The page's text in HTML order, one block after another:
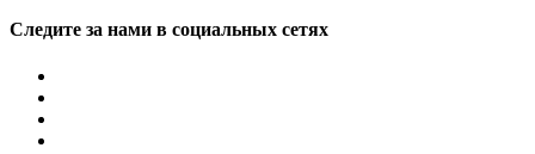
Следите за нами в социальных сетях